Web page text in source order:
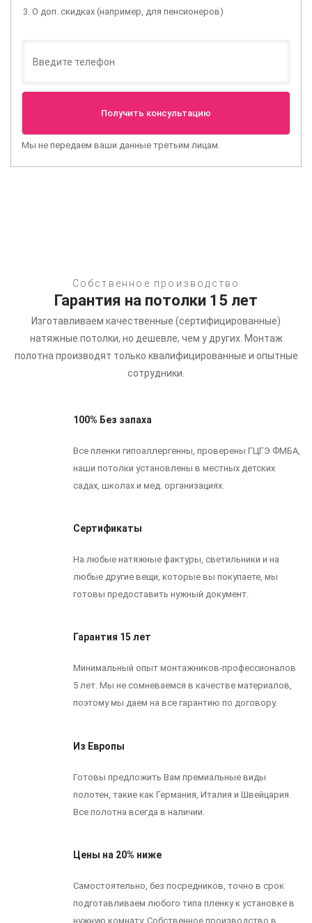
О доп. скидках (например, для пенсионеров)
Мы не передаем ваши данные третьим лицам.
Собственное производство
Гарантия на потолки 15 лет
Изготавливаем качественные (сертифицированные)
натяжные потолки, но дешевле, чем у других. Монтаж
полотна производят только квалифицированные и опытные
сотрудники.
100% Без запаха
Все пленки гипоаллергенны, проверены ГЦГЭ ФМБА,
наши потолки установлены в местных детских
садах, школах и мед. организациях.
Сертификаты
На любые натяжные фактуры, светильники и на
любые другие вещи, которые вы покупаете, мы
готовы предоставить нужный документ.
Гарантия 15 лет
Минимальный опыт монтажников-профессионалов
5 лет. Мы не сомневаемся в качестве материалов,
поэтому мы даем на все гарантию по договору.
Из Европы
Готовы предложить Вам премиальные виды
полотен, такие как Германия, Италия и Швейцария.
Все полотна всегда в наличии.
Цены на 20% ниже
Самостоятельно, без посредников, точно в срок
подготавливаем любого типа пленку к установке в
нужную комнату. Собственное производство в